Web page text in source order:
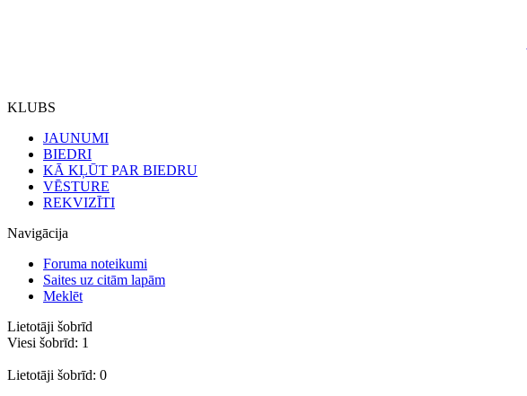
KLUBS
JAUNUMI
BIEDRI
KĀ KĻŪT PAR BIEDRU
VĒSTURE
REKVIZĪTI
Navigācija
Foruma noteikumi
Saites uz citām lapām
Meklēt
Lietotāji šobrīd
Viesi šobrīd: 1
Lietotāji šobrīd: 0